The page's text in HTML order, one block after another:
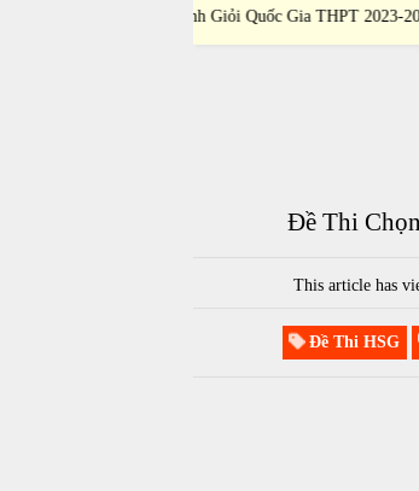
Học Sinh Giỏi Quốc
Đề Thi
This article has
Đề Thi HSG